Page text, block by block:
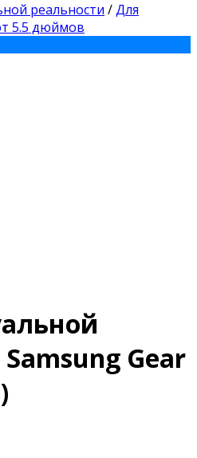
реальности /Для
5.5 дюймов
Gear